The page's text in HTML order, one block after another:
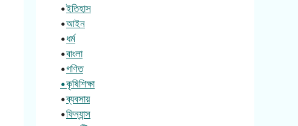
•ইতিহাস
•আইন
•ধর্ম
•বাংলা
•গণিত
•কৃষিশিক্ষা
•ব্যবসায়
•ফিন্যান্স